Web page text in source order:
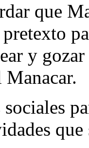
que
y
sociales
que